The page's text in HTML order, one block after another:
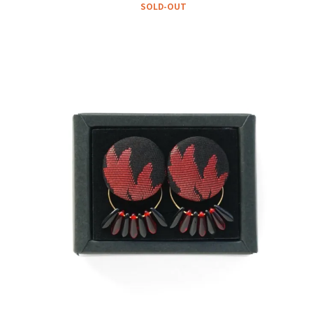
SOLD-OUT